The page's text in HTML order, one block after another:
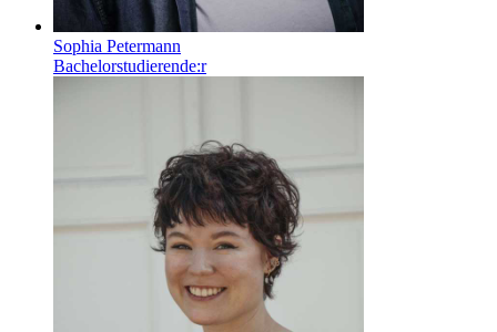
Sophia Petermann
Bachelorstudierende:r